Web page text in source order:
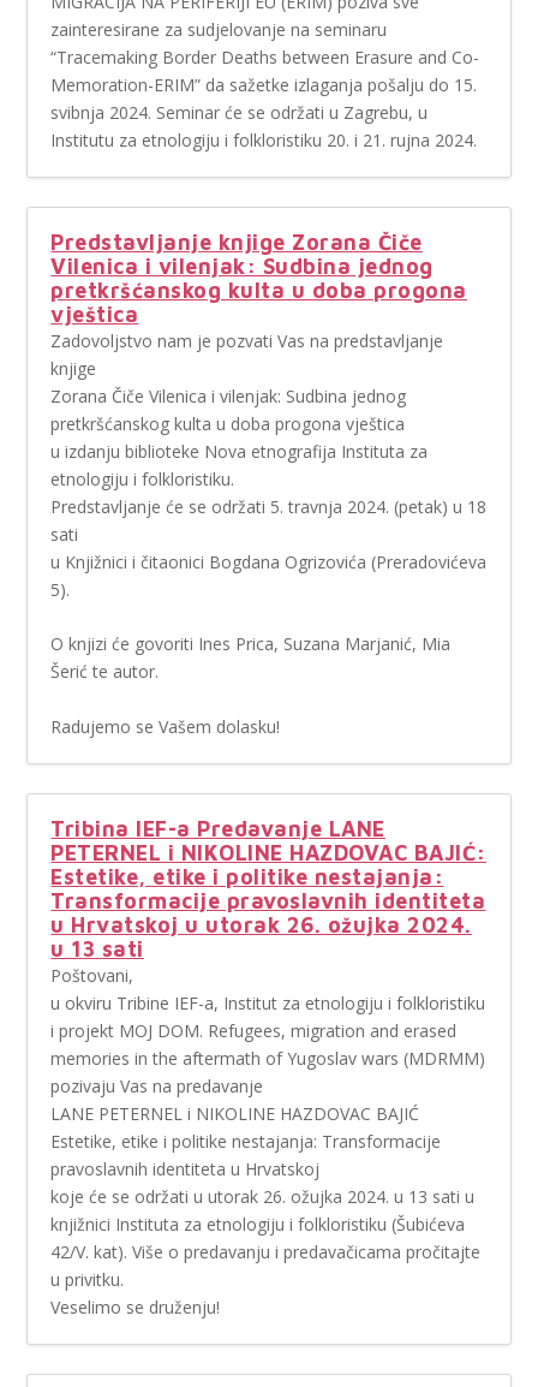
zainteresirane za sudjelovanje na seminaru
“Tracemaking Border Deaths between Erasure and Co-
Memoration-ERIM” da sažetke izlaganja pošalju do 15.
svibnja 2024. Seminar će se održati u Zagrebu, u
Institutu za etnologiju i folkloristiku 20. i 21. rujna 2024.
Predstavljanje knjige Zorana Čiče
Vilenica i vilenjak: Sudbina jednog
pretkršćanskog kulta u doba progona
vještica
Zadovoljstvo nam je pozvati Vas na predstavljanje
knjige
Zorana Čiče Vilenica i vilenjak: Sudbina jednog
pretkršćanskog kulta u doba progona vještica
u izdanju biblioteke Nova etnografija Instituta za
etnologiju i folkloristiku.
Predstavljanje će se održati 5. travnja 2024. (petak) u 18
sati
u Knjižnici i čitaonici Bogdana Ogrizovića (Preradovićeva
5).
O knjizi će govoriti Ines Prica, Suzana Marjanić, Mia
Šerić te autor.
Radujemo se Vašem dolasku!
Tribina IEF-a Predavanje LANE
PETERNEL i NIKOLINE HAZDOVAC BAJIĆ:
Estetike, etike i politike nestajanja:
Transformacije pravoslavnih identiteta
u Hrvatskoj u utorak 26. ožujka 2024.
u 13 sati
Poštovani,
u okviru Tribine IEF-a, Institut za etnologiju i folkloristiku
i projekt MOJ DOM. Refugees, migration and erased
memories in the aftermath of Yugoslav wars (MDRMM)
pozivaju Vas na predavanje
LANE PETERNEL i NIKOLINE HAZDOVAC BAJIĆ
Estetike, etike i politike nestajanja: Transformacije
pravoslavnih identiteta u Hrvatskoj
koje će se održati u utorak 26. ožujka 2024. u 13 sati u
knjižnici Instituta za etnologiju i folkloristiku (Šubićeva
42/V. kat). Više o predavanju i predavačicama pročitajte
u privitku.
Veselimo se druženju!